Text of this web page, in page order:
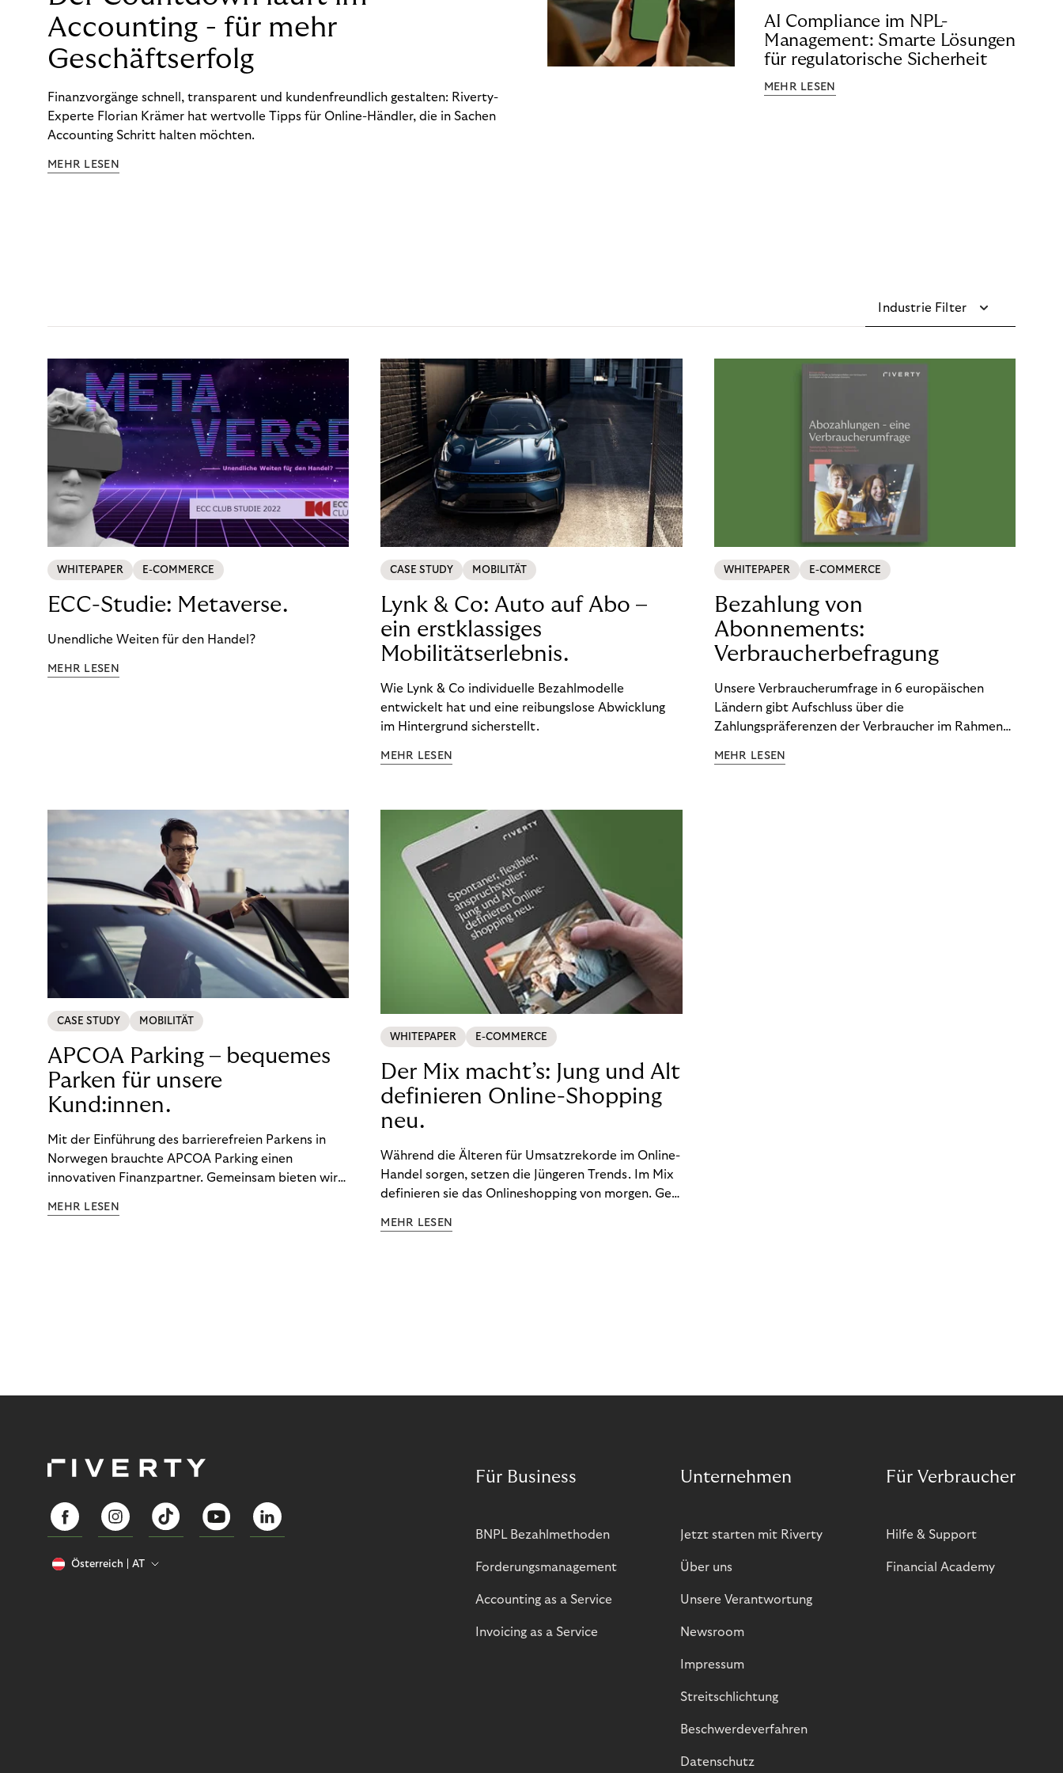
Accounting - für mehr
Geschäftserfolg
Finanzvorgänge schnell, transparent und kundenfreundlich gestalten: Riverty-
Experte Florian Krämer hat wertvolle Tipps für Online-Händler, die in Sachen
Accounting Schritt halten möchten.
MEHR LESEN
AI Compliance im NPL-
Management: Smarte Lösungen
für regulatorische Sicherheit
MEHR LESEN
Industrie Filter
WHITEPAPER E-COMMERCE
ECC-Studie: Metaverse.
Unendliche Weiten für den Handel?
MEHR LESEN
CASE STUDY MOBILITÄT
Lynk & Co: Auto auf Abo –
ein erstklassiges
Mobilitätserlebnis.
Wie Lynk & Co individuelle Bezahlmodelle
entwickelt hat und eine reibungslose Abwicklung
im Hintergrund sicherstellt.
MEHR LESEN
WHITEPAPER E-COMMERCE
Bezahlung von
Abonnements:
Verbraucherbefragung
Unsere Verbraucherumfrage in 6 europäischen
Ländern gibt Aufschluss über die
Zahlungspräferenzen der Verbraucher im Rahmen
Ergebnisse, um zu erfahren, wie Sie
MEHR LESEN
CASE STUDY MOBILITÄT
APCOA Parking – bequemes
Parken für unsere
Kund:innen.
Mit der Einführung des barrierefreien Parkens in
Norwegen brauchte APCOA Parking einen
innovativen Finanzpartner. Gemeinsam bieten wir
Erlebnis.
MEHR LESEN
WHITEPAPER E-COMMERCE
Der Mix macht’s: Jung und Alt
definieren Online-Shopping
neu.
Während die Älteren für Umsatzrekorde im Online-
Handel sorgen, setzen die Jüngeren Trends. Im Mix
definieren sie das Onlineshopping von morgen. Gen
gemeinsame Leidenschaft - allerdings
MEHR LESEN
Österreich AT
Für Business
BNPL Bezahlmethoden
Forderungsmanagement
Accounting as a Service
Invoicing as a Service
Unternehmen
Jetzt starten mit Riverty
Über uns
Unsere Verantwortung
Newsroom
Impressum
Streitschlichtung
Beschwerdeverfahren
Datenschutz
Für Verbraucher
Hilfe & Support
Financial Academy